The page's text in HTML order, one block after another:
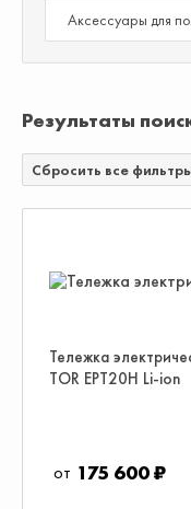
Аксессуары для
Результаты
Сбросить все
Тележка
TOR EPT20H Li-ion
175 600 ₽